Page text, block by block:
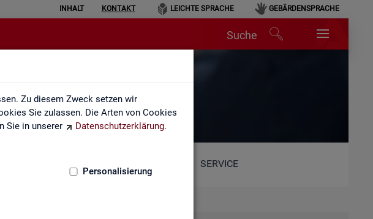
Zu diesem Zweck setzen wir
Sie zulassen. Die Arten von Cookies
Sie in unserer
Datenschutzerklärung.
Personalisierung
INHALT KONTAKT LEICHTE SPRACHE GEBÄRDENSPRACHE
Suche
SERVICE